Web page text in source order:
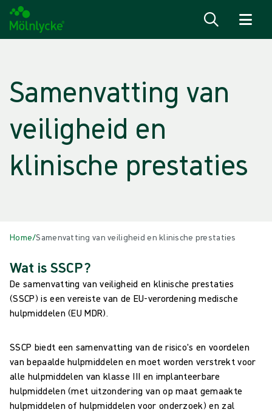
Samenvatting van
veiligheid en
klinische prestaties
Home/Samenvatting van veiligheid en klinische prestaties
Wat is SSCP?
De samenvatting van veiligheid en klinische prestaties
(SSCP) is een vereiste van de EU-verordening medische
hulpmiddelen (EU MDR).
SSCP biedt een samenvatting van de risico's en voordelen
van bepaalde hulpmiddelen en moet worden verstrekt voor
alle hulpmiddelen van klasse III en implanteerbare
hulpmiddelen (met uitzondering van op maat gemaakte
hulpmiddelen of hulpmiddelen voor onderzoek) en zal